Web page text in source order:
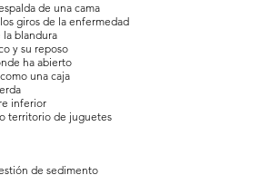
de una cama
giros de la enfermedad
la blandura
y su reposo
ha abierto
una caja
inferior
territorio de juguetes
de sedimento